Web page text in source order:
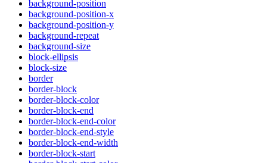
background-position
background-position-x
background-position-y
background-repeat
background-size
block-ellipsis
block-size
border
border-block
border-block-color
border-block-end
border-block-end-color
border-block-end-style
border-block-end-width
border-block-start